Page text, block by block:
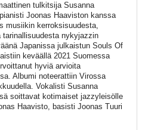
tulkitsija Susanna
Joonas Haaviston kanssa
musiikin kerroksisuudesta,
nykyjazzin
Japanissa julkaistun Souls Of
keväällä 2021 Suomessa
hyviä arvioita
Albumi noteerattiin Virossa
Vokalisti Susanna
soittavat kotimaiset jazzyleisölle
Haavisto, basisti Joonas Tuuri